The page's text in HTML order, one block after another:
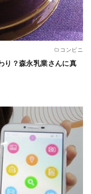
コンビニ
り？森永乳業さんに真